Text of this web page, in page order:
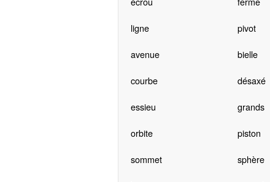
ligne pivot
avenue bielle
courbe désaxé
essieu grands
orbite piston
sommet sphère